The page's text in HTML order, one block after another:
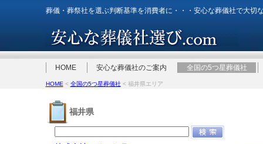
葬儀・葬祭社を選ぶ判断基準を消費者に・・・安心な葬儀社で大切
HOME 安心な葬儀社のご案内 全国の5つ星葬儀社
HOME < 全国の5つ星葬儀社< 福井県エリア
福井県